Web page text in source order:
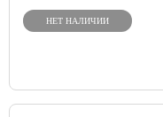
НЕТ НАЛИЧИИ